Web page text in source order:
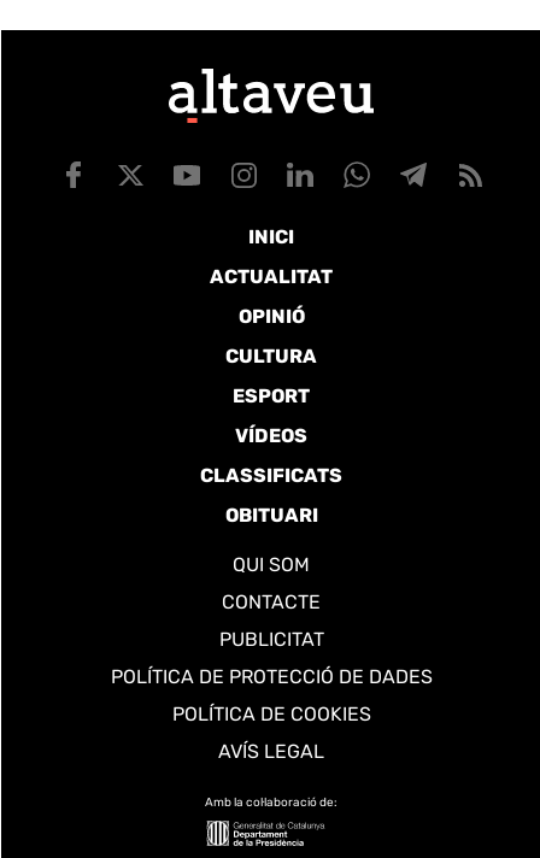
INICI
ACTUALITAT
OPINIÓ
CULTURA
ESPORT
VÍDEOS
CLASSIFICATS
OBITUARI
QUI SOM
CONTACTE
PUBLICITAT
POLÍTICA DE PROTECCIÓ DE DADES
POLÍTICA DE COOKIES
AVÍS LEGAL
Amb la col·laboració de: